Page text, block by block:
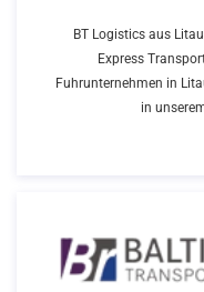
BT Logistics aus
Express
Fuhrunternehmen in
in